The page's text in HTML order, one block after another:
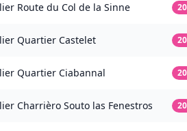
Route du Col de la Sinne
Quartier Castelet
Quartier Ciabannal
Charrièro Souto las Fenestros